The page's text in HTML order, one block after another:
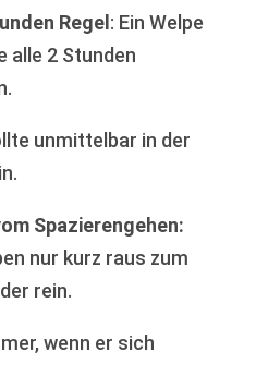
Regel : Ein Welpe
alle 2 Stunden
unmittelbar in der
Spazierengehen:
nur kurz raus zum
rein.
wenn er sich